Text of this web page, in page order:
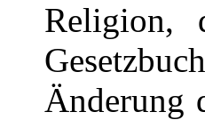
Religion,
Änderung